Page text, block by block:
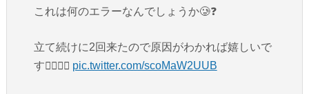
これは何のエラーなんでしょうか🥲❓
立て続けに2回来たので原因がわかれば嬉しいで
す🙇‍♀️🙇‍♀️ pic.twitter.com/scoMaW2UUB